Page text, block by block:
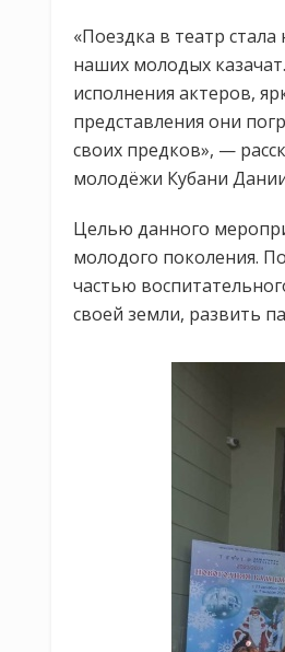
«Поездка в театр
наших молодых
исполнения актеров,
представления они
своих предков», —
молодёжи Кубани
Целью данного
молодого поколения.
частью
своей земли, развить